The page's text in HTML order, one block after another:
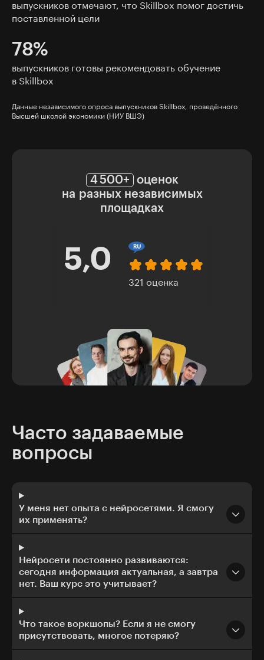
выпускников отмечают, что Skillbox помог достичь
поставленной цели
78%
выпускников готовы рекомендовать обучение
в Skillbox
Данные независимого опроса выпускников Skillbox, проведённого
Высшей школой экономики (НИУ ВШЭ)
4 500+ оценок
на разных независимых
площадках
4,5
Часто задаваемые
вопросы
У меня нет опыта с нейросетями. Я смогу
их применять?
Нейросети постоянно развиваются:
сегодня информация актуальная, а завтра
нет. Ваш курс это учитывает?
Что такое воркшопы? Если я не смогу
присутствовать, многое потеряю?